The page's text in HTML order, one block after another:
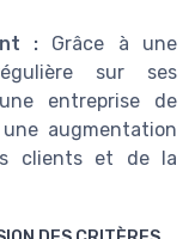
: Grâce à une
sur ses
entreprise de
augmentation
clients et de la